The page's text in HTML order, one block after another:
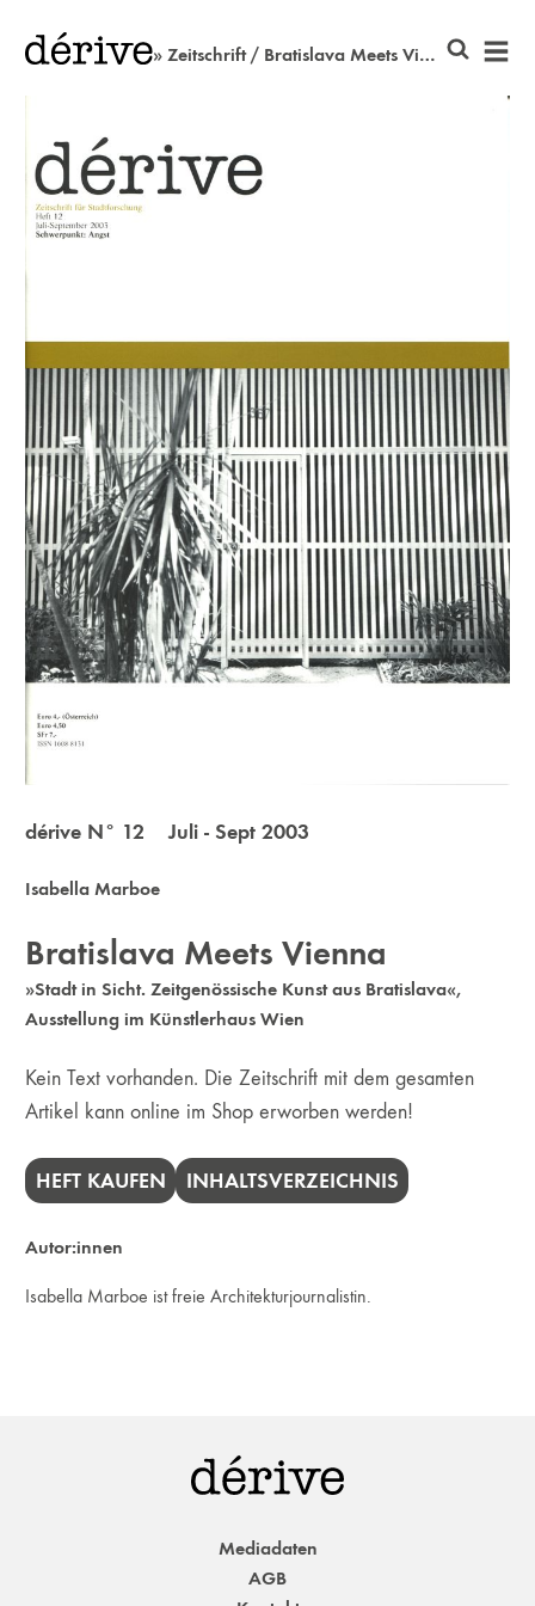
» Zeitschrift / Bratislava Meets Vienna
dérive N° 12 Juli - Sept 2003
Isabella Marboe
Bratislava Meets Vienna
»Stadt in Sicht. Zeitgenössische Kunst aus Bratislava«,
Ausstellung im Künstlerhaus Wien
Kein Text vorhanden. Die Zeitschrift mit dem gesamten
Artikel kann online im Shop erworben werden!
HEFT KAUFEN INHALTSVERZEICHNIS
Autor:innen
Isabella Marboe ist freie Architekturjournalistin.
Mediadaten
AGB